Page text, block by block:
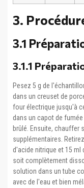
3.
3.1
3.1.1
Pesez 5 g de
dans un creuset de
four électrique jusqu'à
dans un capot de
brûlé. Ensuite, chauffer
supplémentaires.
d'acide nitrique et 15 ml
soit complètement
solution dans un tube
avec de l'eau et bien